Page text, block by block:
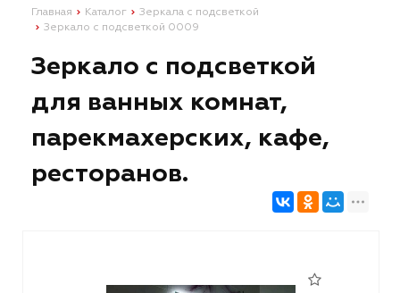
Главная Каталог
Зеркала с подсветкой
Зеркало с подсветкой 0009
Зеркало с подсветкой
для ванных комнат,
парекмахерских, кафе,
ресторанов.